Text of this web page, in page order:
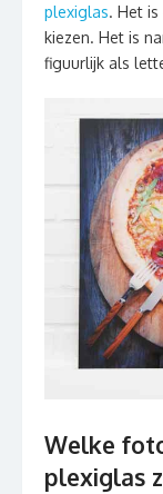
plexiglas. Het
kiezen. Het is
figuurlijk als
Welke
plexiglas